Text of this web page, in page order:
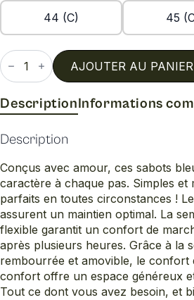
44 (C) 45
quantité
de
B0760
AJOUTER AU PANIER
DescriptionInformations
Description
Conçus avec amour, ces sabots
caractère à chaque pas. Simples et
parfaits en toutes circonstances !
assurent un maintien optimal. La
flexible garantit un confort de
après plusieurs heures. Grâce à la
rembourrée et amovible, le confort
confort offre un espace généreux
Tout ce dont vous avez besoin, et